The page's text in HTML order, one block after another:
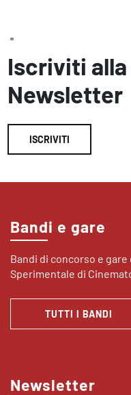
"
Iscriviti
Newsletter
ISCRIVITI
Bandi e gare
Bandi di concorso e
Sperimentale di
TUTTI I BANDI
Newsletter